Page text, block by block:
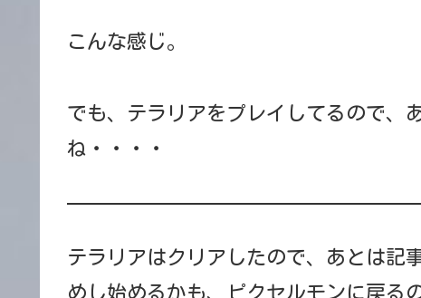
こんな感じ。
でも、テラリアをプレイしてるので、
ね・・・・
テラリアはクリアしたので、あとは記
めし始めるかも、ピクセルモンに戻る